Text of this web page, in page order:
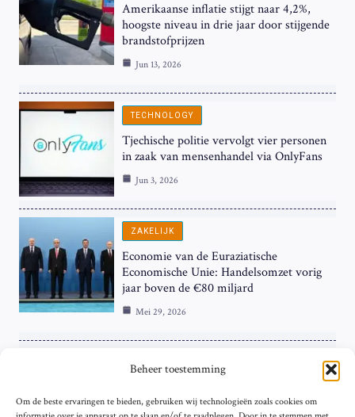
Beheer toestemming
Om de beste ervaringen te bieden, gebruiken wij technologieën zoals cookies om
Amerikaanse inflatie stijgt naar 4,2%,
hoogste niveau in drie jaar door stijgende
brandstofprijzen
Jun 13, 2026
TECHNOLOGY
Tjechische politie vervolgt vier personen
in zaak van mensenhandel via OnlyFans
Jun 3, 2026
ZAKELIJK
Economie van de Euraziatische
Economische Unie: Handelsomzet vorig
jaar boven de €80 miljard
Mei 29, 2026
Hardnekkige Inflatie bij de ‘Grote Vier’